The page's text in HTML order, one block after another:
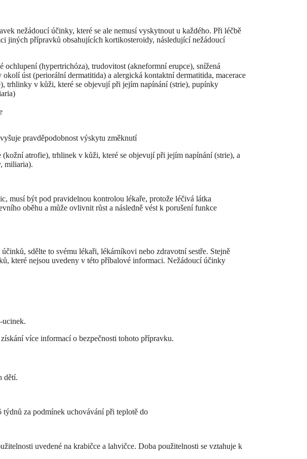
nežádoucí účinky, které se ale nemusí vyskytnout u každého. Při léčbě
jiných přípravků obsahujících kortikosteroidy, následující nežádoucí
ochlupení (hypertrichóza), trudovitost (akneformní erupce), snížená
úst (periorální dermatitida) a alergická kontaktní dermatitida, macerace
trhlinky v kůži, které se objevují při jejím napínání (strie), pupínky
pravděpodobnost výskytu změknutí
atrofie), trhlinek v kůži, které se objevují při jejím napínání (strie), a
miliaria).
musí být pod pravidelnou kontrolou lékaře, protože léčivá látka
oběhu a může ovlivnit růst a následně vést k porušení funkce
sdělte to svému lékaři, lékárníkovi nebo zdravotní sestře. Stejně
které nejsou uvedeny v této příbalové informaci. Nežádoucí účinky
ucinek.
více informací o bezpečnosti tohoto přípravku.
dětí.
za podmínek uchovávání při teplotě do
uvedené na krabičce a lahvičce. Doba použitelnosti se vztahuje k